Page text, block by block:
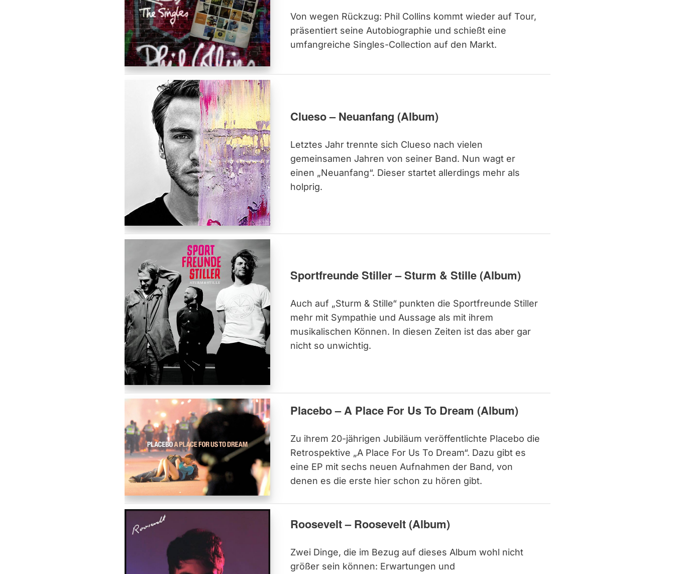
Von wegen Rückzug: Phil Collins kommt wieder auf Tour,
präsentiert seine Autobiographie und schießt eine
umfangreiche Singles-Collection auf den Markt.
Clueso – Neuanfang (Album)
Letztes Jahr trennte sich Clueso nach vielen
gemeinsamen Jahren von seiner Band. Nun wagt er
einen „Neuanfang“. Dieser startet allerdings mehr als
holprig.
Sportfreunde Stiller – Sturm & Stille (Album)
Auch auf „Sturm & Stille“ punkten die Sportfreunde Stiller
mehr mit Sympathie und Aussage als mit ihrem
musikalischen Können. In diesen Zeiten ist das aber gar
nicht so unwichtig.
Placebo – A Place For Us To Dream (Album)
Zu ihrem 20-jährigen Jubiläum veröffentlichte Placebo die
Retrospektive „A Place For Us To Dream“. Dazu gibt es
eine EP mit sechs neuen Aufnahmen der Band, von
denen es die erste hier schon zu hören gibt.
Roosevelt – Roosevelt (Album)
Zwei Dinge, die im Bezug auf dieses Album wohl nicht
größer sein können: Erwartungen und